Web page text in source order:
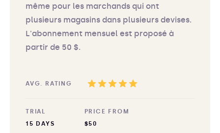
même pour les marchands qui ont
plusieurs magasins dans plusieurs devises.
L'abonnement mensuel est proposé à
partir de 50 $.
AVG. RATING
TRIAL
15 DAYS
PRICE FROM
$50